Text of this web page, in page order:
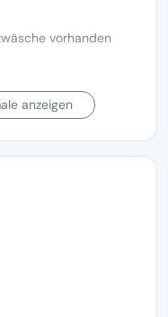
vorhanden
anzeigen